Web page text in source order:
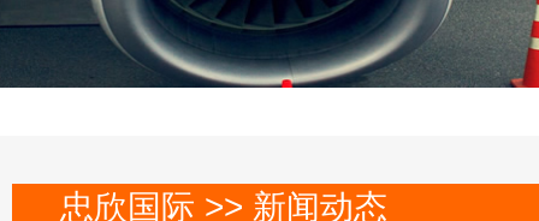
忠欣国际 >> 新闻动态